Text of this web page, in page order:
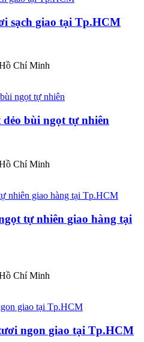
sạch giao tại Tp.HCM
Chí Minh
bùi ngọt tự nhiên
Chí Minh
tự nhiên giao hàng tại
Chí Minh
ngon giao tại Tp.HCM